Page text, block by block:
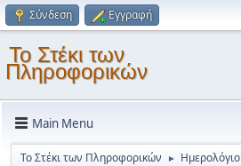
Σύνδεση Εγγραφή
Το Στέκι των
Πληροφορικών
Main Menu
Το Στέκι των Πληροφορικών ► Ημερολόγιο